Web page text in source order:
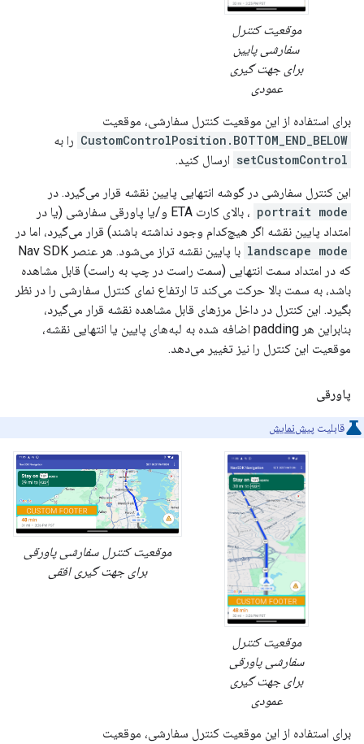
موقعیت کنترل
سفارشی پایین
برای جهت گیری
عمودی
برای استفاده از این موقعیت کنترل سفارشی، موقعیت
CustomControlPosition.BOTTOM_END_BELOW را به
setCustomControl ارسال کنید.
این کنترل سفارشی در گوشه انتهایی پایین نقشه قرار می‌گیرد. در
portrait mode
، بالای کارت ETA و/یا پاورقی سفارشی (یا در
امتداد پایین نقشه اگر هیچ‌کدام وجود نداشته باشند) قرار می‌گیرد، اما در
landscape mode
با پایین نقشه تراز می‌شود. هر عنصر Nav SDK
که در امتداد سمت انتهایی (سمت راست در چپ به راست) قابل مشاهده
باشد، به سمت بالا حرکت می‌کند تا ارتفاع نمای کنترل سفارشی را در نظر
بگیرد. این کنترل در داخل مرزهای قابل مشاهده نقشه قرار می‌گیرد،
بنابراین هر padding اضافه شده به لبه‌های پایین یا انتهایی نقشه،
موقعیت این کنترل را نیز تغییر می‌دهد.
پاورقی
قابلیت پیش‌نمایش
موقعیت کنترل
سفارشی پاورقی
برای جهت گیری
عمودی
موقعیت کنترل سفارشی پاورقی
برای جهت گیری افقی
برای استفاده از این موقعیت کنترل سفارشی، موقعیت